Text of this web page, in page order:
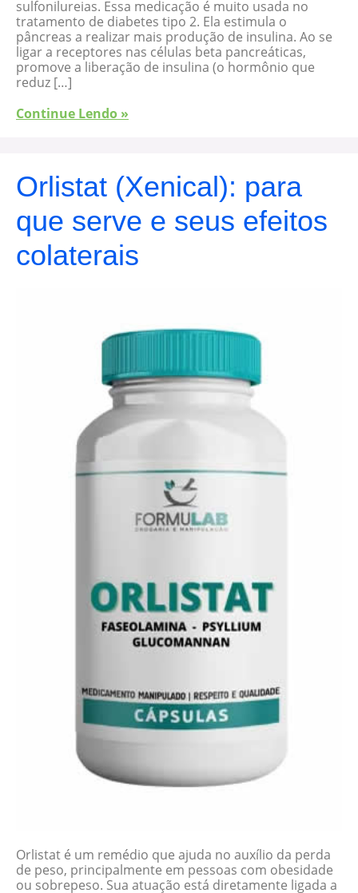
sulfonilureias. Essa medicação é muito usada no
tratamento de diabetes tipo 2. Ela estimula o
pâncreas a realizar mais produção de insulina. Ao se
ligar a receptores nas células beta pancreáticas,
promove a liberação de insulina (o hormônio que
reduz […]
Continue Lendo »
Orlistat (Xenical): para
que serve e seus efeitos
colaterais
Orlistat é um remédio que ajuda no auxílio da perda
de peso, principalmente em pessoas com obesidade
ou sobrepeso. Sua atuação está diretamente ligada a